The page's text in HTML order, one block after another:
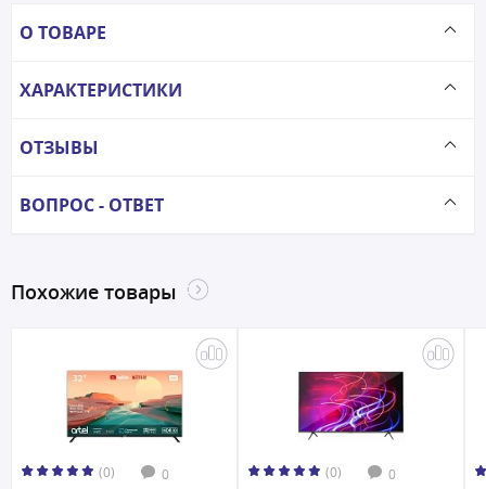
О ТОВАРЕ
ХАРАКТЕРИСТИКИ
ОТЗЫВЫ
ВОПРОС - ОТВЕТ
Похожие товары
(0) 0 (0) 0